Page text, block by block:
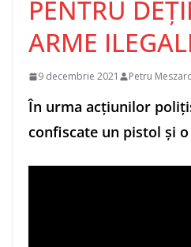
PENTRU
ARME
9 decembrie 2021 Petru
În urma acțiunilor
confiscate un pistol și